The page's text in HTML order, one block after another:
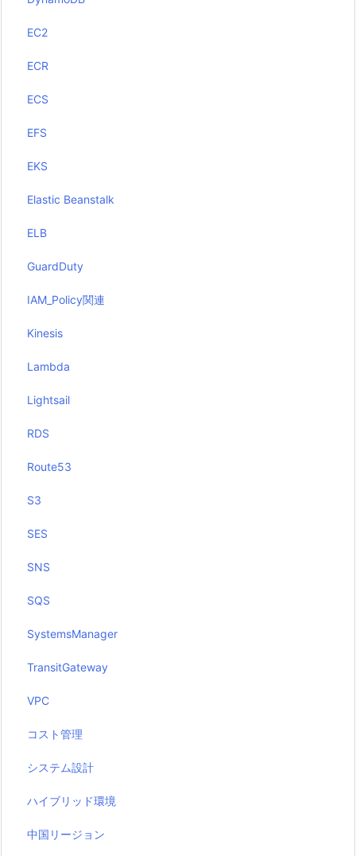
EC2
ECR
ECS
EFS
EKS
Elastic Beanstalk
ELB
GuardDuty
IAM_Policy関連
Kinesis
Lambda
Lightsail
RDS
Route53
S3
SES
SNS
SQS
SystemsManager
TransitGateway
VPC
コスト管理
システム設計
ハイブリッド環境
中国リージョン